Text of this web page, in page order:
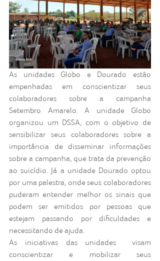
As unidades Globo e Dourado estão
empenhadas em conscientizar seus
colaboradores sobre a campanha
Setembro Amarelo. A unidade Globo
organizou um DSSA, com o objetivo de
sensibilizar seus colaboradores sobre a
importância de disseminar informações
sobre a campanha, que trata da prevenção
ao suicídio. Já a unidade Dourado optou
por uma palestra, onde seus colaboradores
puderam entender melhor os sinais que
podem ser emitidos por pessoas que
estejam passando por dificuldades e
necessitando de ajuda.
As iniciativas das unidades  visam
conscientizar e mobilizar seus